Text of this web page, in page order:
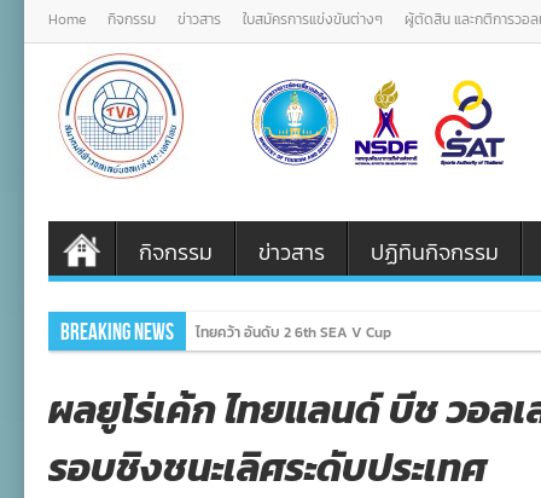
Home กิจกรรม ข่าวสาร ใบสมัครการแข่งขันต่างๆ ผู้ตัดสิน และกติการวอ
กิจกรรม ข่าวสาร ปฏิทินกิจกรรม
Breaking News ไทยคว้า อันดับ 2 6th SEA V Cup
ผลยูโร่เค้ก ไทยแลนด์ บีช วอล
รอบชิงชนะเลิศระดับประเทศ